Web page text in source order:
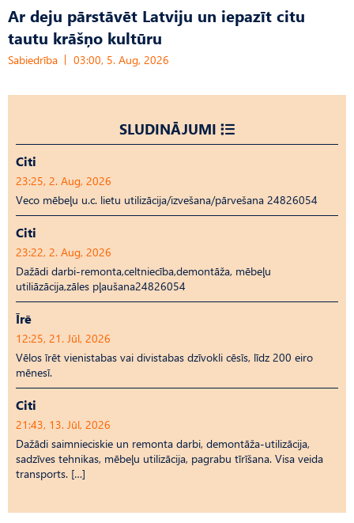
Ar deju pārstāvēt Latviju un iepazīt citu
tautu krāšņo kultūru
Sabiedrība 03:00, 5. Aug, 2026
SLUDINĀJUMI
Citi
23:25, 2. Aug, 2026
Veco mēbeļu u.c. lietu utilizācija/izvešana/pārvešana 24826054
Citi
23:22, 2. Aug, 2026
Dažādi darbi-remonta,celtniecība,demontāža, mēbeļu
utiliāzācija,zāles pļaušana24826054
Īrē
12:25, 21. Jūl, 2026
Vēlos īrēt vienistabas vai divistabas dzīvokli cēsīs, līdz 200 eiro
mēnesī.
Citi
21:43, 13. Jūl, 2026
Dažādi saimnieciskie un remonta darbi, demontāža-utilizācija,
sadzīves tehnikas, mēbeļu utilizācija, pagrabu tīrīšana. Visa veida
transports. […]